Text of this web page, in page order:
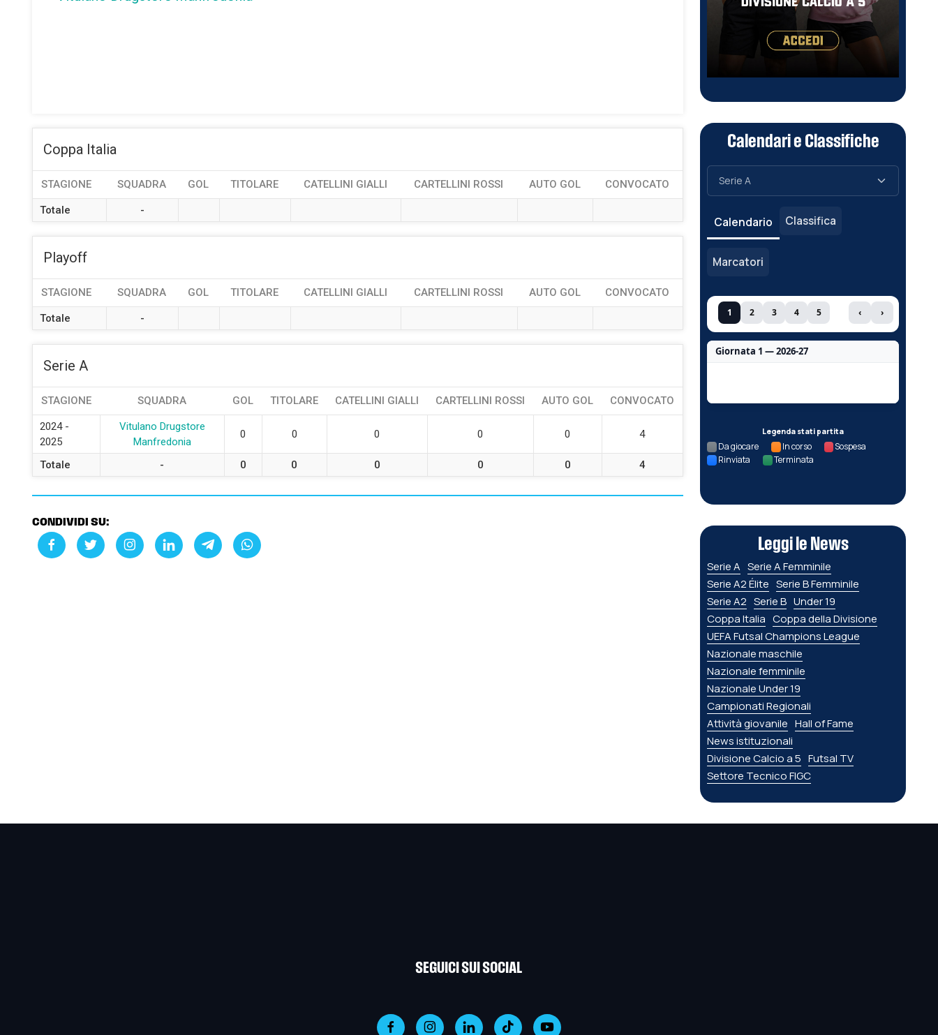
Coppa Italia
STAGIONE SQUADRA GOL TITOLARE CATELLINI GIALLI CARTELLINI ROSSI AUTO GOL CONVOCATO
Totale -
Playoff
STAGIONE SQUADRA GOL TITOLARE CATELLINI GIALLI CARTELLINI ROSSI AUTO GOL CONVOCATO
Totale -
Serie A
STAGIONE SQUADRA GOL TITOLARE CATELLINI GIALLI CARTELLINI ROSSI AUTO GOL CONVOCATO
2024 -
2025
Vitulano Drugstore
Manfredonia
0 0 0 0 0 4
Totale - 0 0 0 0 0 4
CONDIVIDI SU:
Calendari e Classifiche
Calendario Classifica
Marcatori
1 2 3 4 5 ‹ ›
Giornata 1 — 2026-27
Legenda stati partita
Da giocare In corso
Sospesa
Rinviata
Terminata
Leggi le News
Serie A Serie A Femminile
Serie A2 Élite Serie B Femminile
Serie A2 Serie B Under 19
Coppa Italia Coppa della Divisione
UEFA Futsal Champions League
Nazionale maschile
Nazionale femminile
Nazionale Under 19
Campionati Regionali
Attività giovanile Hall of Fame
News istituzionali
Divisione Calcio a 5 Futsal TV
Settore Tecnico FIGC
SEGUICI SUI SOCIAL